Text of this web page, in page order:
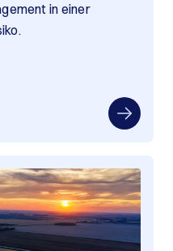
in einer